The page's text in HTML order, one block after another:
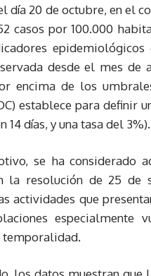
día 20 de octubre, en el
casos por 100.000
desde el mes
encima de los
establece para definir
14 días, y una tasa del 3%).
se ha considerado
la resolución de 25 de
actividades que
temporalidad.